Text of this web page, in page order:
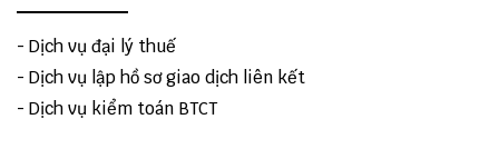
- Dịch vụ đại lý thuế
- Dịch vụ lập hồ sơ giao dịch liên kết
- Dịch vụ kiểm toán BTCT